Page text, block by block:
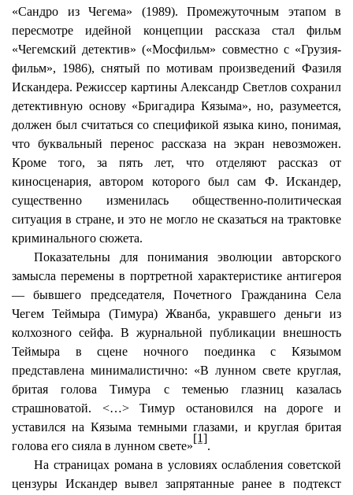
«Сандро из Чегема» (1989). Промежуточным этапом в
пересмотре идейной концепции рассказа стал фильм
«Чегемский детектив» («Мосфильм» совместно с «Грузия-
фильм», 1986), снятый по мотивам произведений Фазиля
Искандера. Режиссер картины Александр Светлов сохранил
детективную основу «Бригадира Кязыма», но, разумеется,
должен был считаться со спецификой языка кино, понимая,
что буквальный перенос рассказа на экран невозможен.
Кроме того, за пять лет, что отделяют рассказ от
киносценария, автором которого был сам Ф. Искандер,
существенно изменилась общественно-политическая
ситуация в стране, и это не могло не сказаться на трактовке
криминального сюжета.
Показательны для понимания эволюции авторского
замысла перемены в портретной характеристике антигероя
— бывшего председателя, Почетного Гражданина Села
ЧегемТеймыра (Тимура)Жванба, укравшего деньги из
колхозного сейфа. В журнальной публикации внешность
Теймыра в сцене ночного поединка с Кязымом
представлена минималистично: «В лунном свете круглая,
бритая голова Тимура с теменью глазниц казалась
страшноватой. <…> Тимур остановился на дороге и
уставился на Кязыма темными глазами, и круглая бритая
голова его сияла в лунном свете»
[1]
.
На страницах романа в условиях ослабления советской
цензуры Искандер вывел запрятанные ранее в подтекст